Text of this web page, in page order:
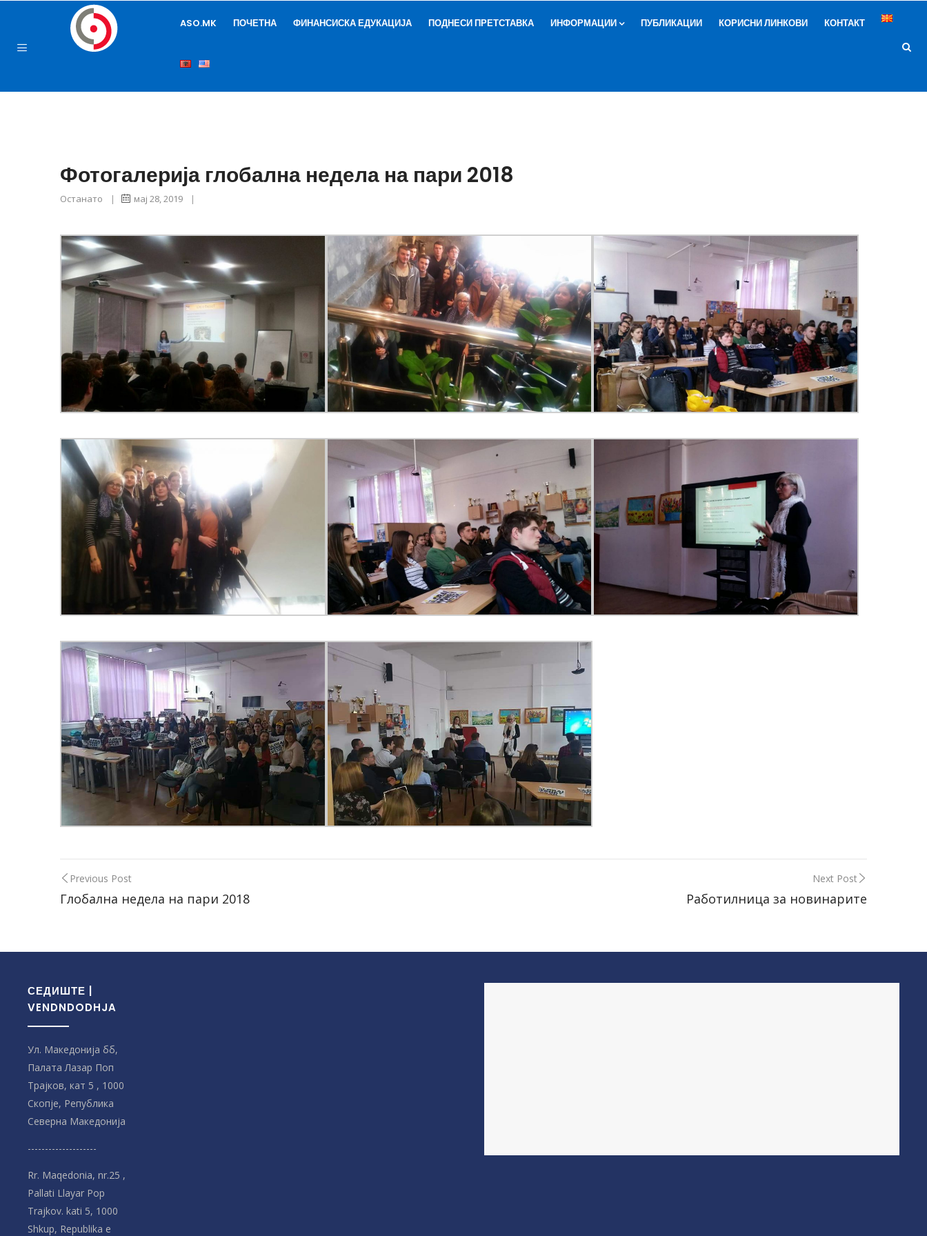
ASO.MK ПОЧЕТНА ФИНАНСИСКА ЕДУКАЦИЈА ПОДНЕСИ ПРЕТСТАВКА ИНФОРМАЦИИ ПУБЛИКАЦИИ КОРИСНИ ЛИНКОВИ КОНТАКТ
Фотогалерија глобална недела на пари 2018
Останато | мај 28, 2019 |
Previous Post
Глобална недела на пари 2018
Next Post
Работилница за новинарите
СЕДИШТЕ |
VENDNDODHJA
Ул. Македонија бб,
Палата Лазар Поп
Трајков, кат 5 , 1000
Скопје, Република
Северна Македонијa
--------------------
Rr. Maqedonia, nr.25 ,
Pallati Llayar Pop
Trajkov. kati 5, 1000
Shkup, Republika e